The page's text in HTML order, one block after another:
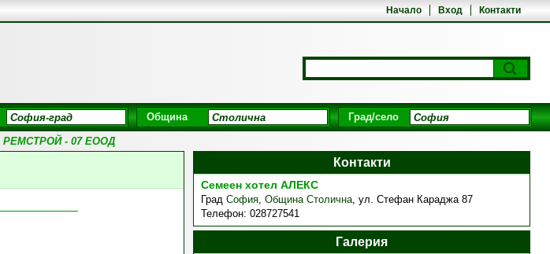
Начало Вход Контакти
Община Град/село
РЕМСТРОЙ - 07 ЕООД
Контакти
Семеен хотел АЛЕКС
Град София, Община Столична, ул. Стефан Караджа 87
Телефон: 028727541
Галерия